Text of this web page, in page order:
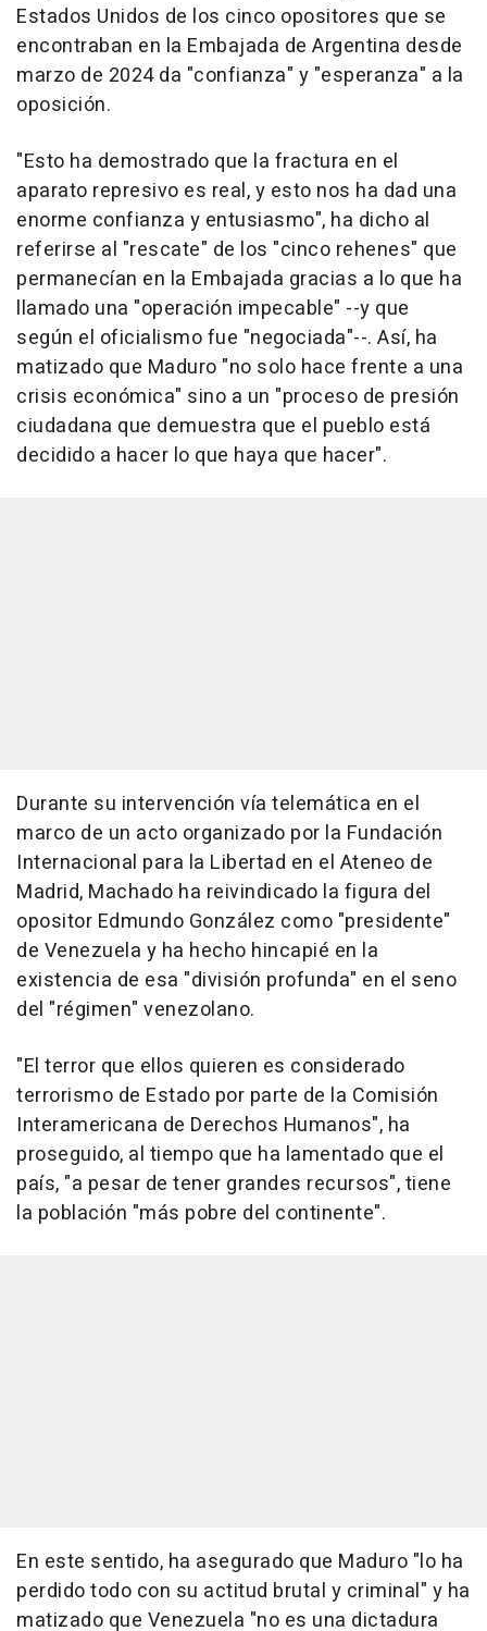
Estados Unidos de los cinco opositores que se
encontraban en la Embajada de Argentina desde
marzo de 2024 da "confianza" y "esperanza" a la
oposición.
"Esto ha demostrado que la fractura en el
aparato represivo es real, y esto nos ha dad una
enorme confianza y entusiasmo", ha dicho al
referirse al "rescate" de los "cinco rehenes" que
permanecían en la Embajada gracias a lo que ha
llamado una "operación impecable" --y que
según el oficialismo fue "negociada"--. Así, ha
matizado que Maduro "no solo hace frente a una
crisis económica" sino a un "proceso de presión
ciudadana que demuestra que el pueblo está
decidido a hacer lo que haya que hacer".
Durante su intervención vía telemática en el
marco de un acto organizado por la Fundación
Internacional para la Libertad en el Ateneo de
Madrid, Machado ha reivindicado la figura del
opositor Edmundo González como "presidente"
de Venezuela y ha hecho hincapié en la
existencia de esa "división profunda" en el seno
del "régimen" venezolano.
"El terror que ellos quieren es considerado
terrorismo de Estado por parte de la Comisión
Interamericana de Derechos Humanos", ha
proseguido, al tiempo que ha lamentado que el
país, "a pesar de tener grandes recursos", tiene
la población "más pobre del continente".
En este sentido, ha asegurado que Maduro "lo ha
perdido todo con su actitud brutal y criminal" y ha
matizado que Venezuela "no es una dictadura